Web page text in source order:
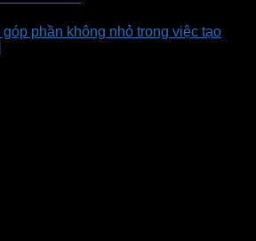
phần không nhỏ trong việc tạo